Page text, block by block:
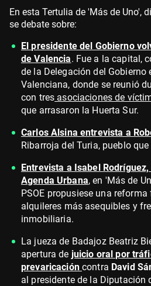
En esta Tertulia de 'Más de Uno',
se debate sobre:
El presidente del Gobierno
de Valencia. Fue a la capital,
de la Delegación del Gobierno
Valenciana, donde se reunió
con tres asociaciones de
que arrasaron la Huerta Sur.
Carlos Alsina entrevista a
Ribarroja del Turia, pueblo
Entrevista a Isabel
Agenda Urbana, en 'Más de
PSOE propusiese una
alquileres más asequibles y
inmobiliaria.
La jueza de Badajoz Beatriz
apertura de juicio oral por
prevaricación contra David
al presidente de la Diputación